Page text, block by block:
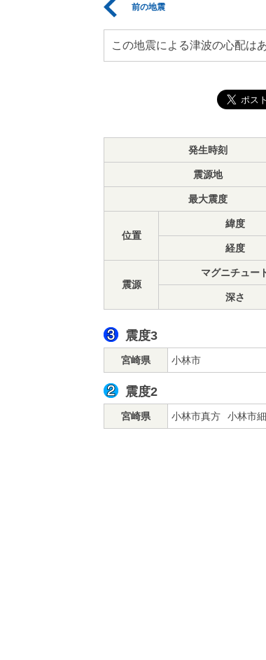
前の地震
この地震による津波の心配は
発生時刻
震源地
最大震度
位置
緯度
経度
震源
マグニチュー
深さ
震度3
宮崎県 小林市
震度2
宮崎県 小林市真方 小林市